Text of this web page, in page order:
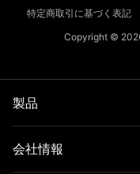
特定商取引に基づく表記
Copyright ©
製品
会社情報